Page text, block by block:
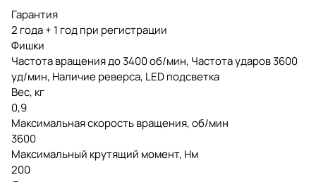
Гарантия
2 года + 1 год при регистрации
Фишки
Частота вращения до 3400 об/мин, Частота ударов 3600
уд/мин, Наличие реверса, LED подсветка
Вес, кг
0,9
Максимальная скорость вращения, об/мин
3600
Максимальный крутящий момент, Нм
200